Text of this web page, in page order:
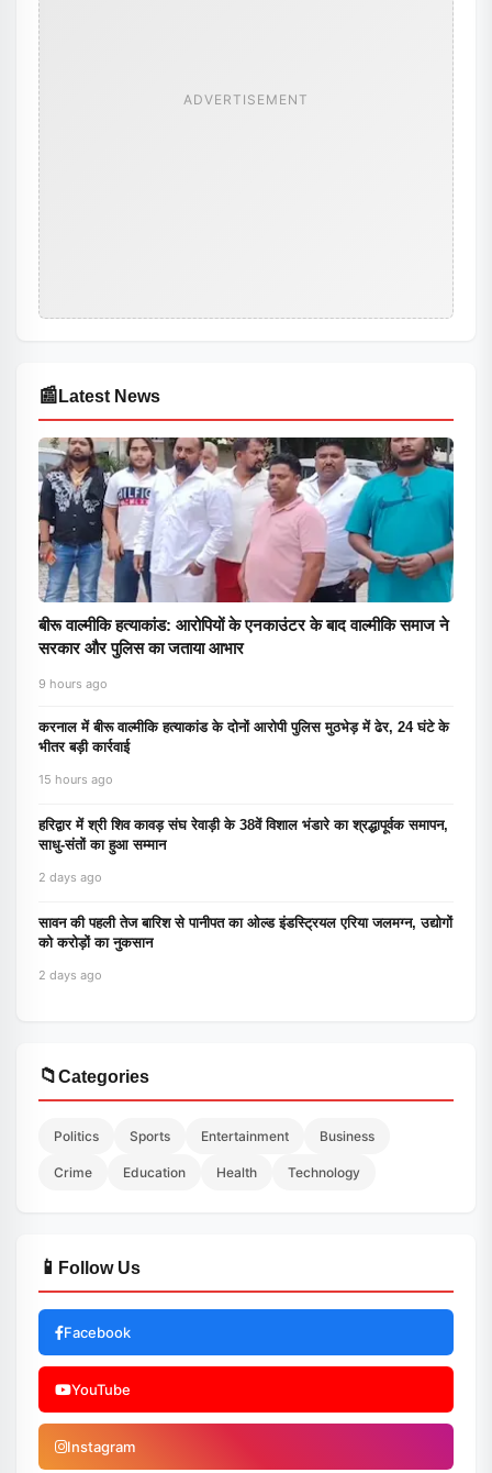
ADVERTISEMENT
📰 Latest News
बीरू वाल्मीकि हत्याकांड: आरोपियों के एनकाउंटर के बाद वाल्मीकि समाज ने
सरकार और पुलिस का जताया आभार
9 hours ago
करनाल में बीरू वाल्मीकि हत्याकांड के दोनों आरोपी पुलिस मुठभेड़ में ढेर, 24 घंटे के
भीतर बड़ी कार्रवाई
15 hours ago
हरिद्वार में श्री शिव कावड़ संघ रेवाड़ी के 38वें विशाल भंडारे का श्रद्धापूर्वक समापन,
साधु-संतों का हुआ सम्मान
2 days ago
सावन की पहली तेज बारिश से पानीपत का ओल्ड इंडस्ट्रियल एरिया जलमग्न, उद्योगों
को करोड़ों का नुकसान
2 days ago
📁Categories
Politics Sports Entertainment Business
Crime Education Health Technology
📱 Follow Us
Facebook
YouTube
Instagram